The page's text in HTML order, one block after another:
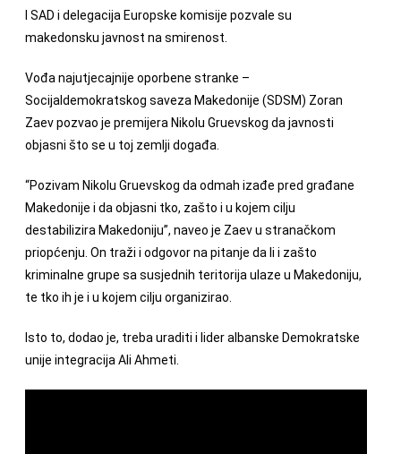
I SAD i delegacija Europske komisije pozvale su
makedonsku javnost na smirenost.
Vođa najutjecajnije oporbene stranke –
Socijaldemokratskog saveza Makedonije (SDSM) Zoran
Zaev pozvao je premijera Nikolu Gruevskog da javnosti
objasni što se u toj zemlji događa.
“Pozivam Nikolu Gruevskog da odmah izađe pred građane
Makedonije i da objasni tko, zašto i u kojem cilju
destabilizira Makedoniju”, naveo je Zaev u stranačkom
priopćenju. On traži i odgovor na pitanje da li i zašto
kriminalne grupe sa susjednih teritorija ulaze u Makedoniju,
te tko ih je i u kojem cilju organizirao.
Isto to, dodao je, treba uraditi i lider albanske Demokratske
unije integracija Ali Ahmeti.